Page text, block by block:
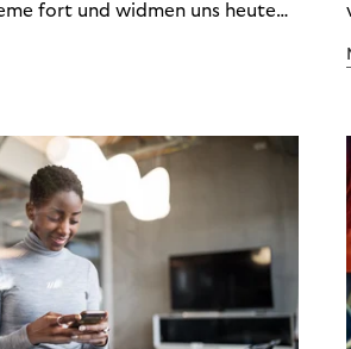
fort und widmen uns heute